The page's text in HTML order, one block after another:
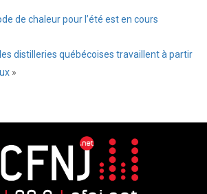
de chaleur pour l’été est en cours
distilleries québécoises travaillent à partir
»